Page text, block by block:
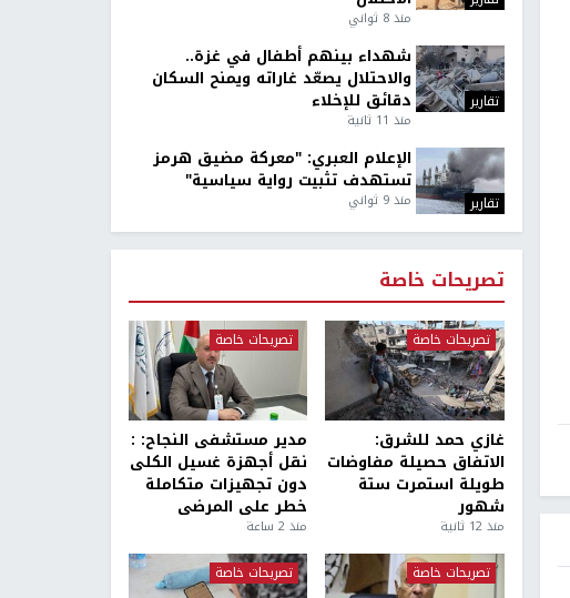
منذ 8 ثواني
تقارير
شهداء بينهم أطفال في غزة..
والاحتلال يصعّد غاراته ويمنح السكان
دقائق للإخلاء
منذ 11 ثانية
تقارير
الإعلام العبري: "معركة مضيق هرمز
تستهدف تثبيت رواية سياسية"
منذ 9 ثواني
تصريحات خاصة
تصريحات خاصة
غازي حمد للشرق:
الاتفاق حصيلة مفاوضات
طويلة استمرت ستة
شهور
منذ 12 ثانية
تصريحات خاصة
مدير مستشفى النجاح: :
نقل أجهزة غسيل الكلى
دون تجهيزات متكاملة
خطر على المرضى
منذ 2 ساعة
تصريحات خاصة تصريحات خاصة